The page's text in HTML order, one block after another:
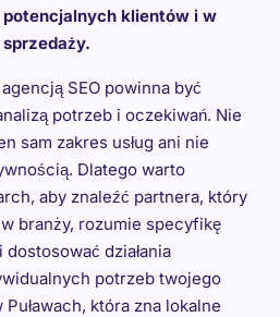
klientów i w
SEO powinna być
potrzeb i oczekiwań. Nie
sam zakres usług ani nie
Dlatego warto
aby znaleźć partnera, który
branży, rozumie specyfikę
działania
potrzeb twojego
która zna lokalne